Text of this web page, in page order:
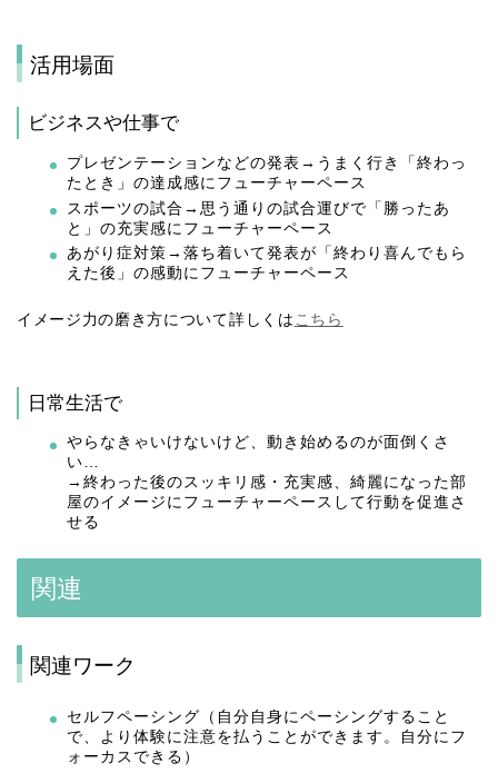
活用場面
ビジネスや仕事で
プレゼンテーションなどの発表→うまく行き「終わっ
たとき」の達成感にフューチャーペース
スポーツの試合→思う通りの試合運びで「勝ったあ
と」の充実感にフューチャーペース
あがり症対策→落ち着いて発表が「終わり喜んでもら
えた後」の感動にフューチャーペース
イメージ力の磨き方について詳しくは こちら
日常生活で
やらなきゃいけないけど、動き始めるのが面倒くさ
い…
→終わった後のスッキリ感・充実感、綺麗になった部
屋のイメージにフューチャーペースして行動を促進さ
せる
関連
関連ワーク
セルフペーシング（自分自身にペーシングすること
で、より体験に注意を払うことができます。自分にフ
ォーカスできる）